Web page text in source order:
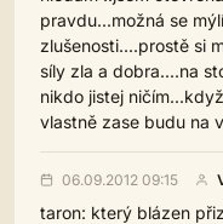
pravdu...možná se
zlušenosti....prostě si
síly zla a dobra....na
nikdo jistej
vlastně zase budu na
06.09.2012 09:15
taron: který blázen